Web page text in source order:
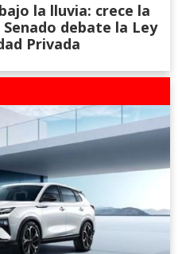
la lluvia: crece la
debate la Ley
Privada